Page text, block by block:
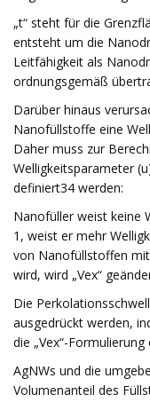
„t“ steht für die
entsteht um die
Leitfähigkeit als
ordnungsgemäß
Darüber hinaus
Nanofüllstoffe eine
Daher muss zur
Welligkeitsparameter
definiert34 werden:
Nanofüller weist keine
1, weist er mehr
von Nanofüllstoffen
wird, wird „Vex“
Die
ausgedrückt werden,
die „Vex“-
AgNWs und die
Volumenanteil des